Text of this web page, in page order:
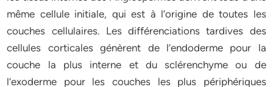
même cellule initiale, qui est à l’origine de toutes les
couches cellulaires. Les différenciations tardives des
cellules corticales génèrent de l’endoderme pour la
couche la plus interne et du sclérenchyme ou de
l’exoderme pour les couches les plus périphériques